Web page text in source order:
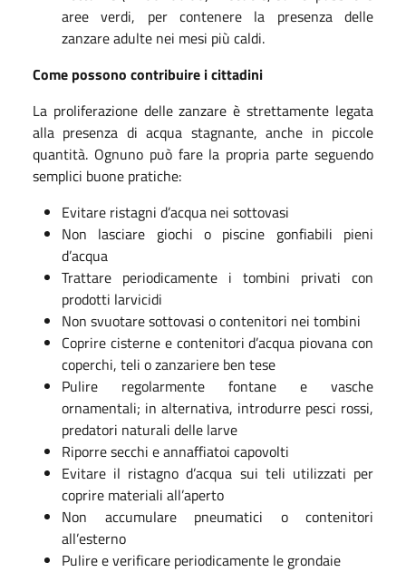
aree verdi, per contenere la presenza delle
zanzare adulte nei mesi più caldi.
Come possono contribuire i cittadini
La proliferazione delle zanzare è strettamente legata
alla presenza di acqua stagnante, anche in piccole
quantità. Ognuno può fare la propria parte seguendo
semplici buone pratiche:
Evitare ristagni d’acqua nei sottovasi
Non lasciare giochi o piscine gonfiabili pieni
d’acqua
Trattare periodicamente i tombini privati con
prodotti larvicidi
Non svuotare sottovasi o contenitori nei tombini
Coprire cisterne e contenitori d’acqua piovana con
coperchi, teli o zanzariere ben tese
Pulire regolarmente fontane e vasche
ornamentali; in alternativa, introdurre pesci rossi,
predatori naturali delle larve
Riporre secchi e annaffiatoi capovolti
Evitare il ristagno d’acqua sui teli utilizzati per
coprire materiali all’aperto
Non accumulare pneumatici o contenitori
all’esterno
Pulire e verificare periodicamente le grondaie